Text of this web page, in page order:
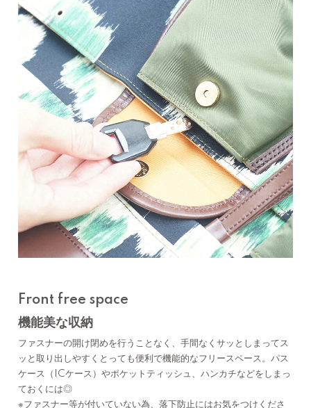
Front free space
機能美な収納
ファスナーの開け閉めを行うことなく、手間なくサッとしまってス
ッと取り出しやすくとっても便利で機能的なフリースペース。パス
ケース（ICケース）やポケットティッシュ、ハンカチなどをしまっ
ておくには◎
※ファスナー等が付いていない為、落下防止にはお気をつけくださ